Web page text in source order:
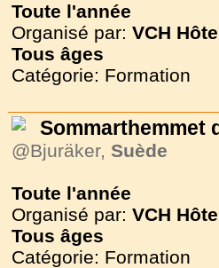
Toute l'année
Organisé par: VCH
Tous âges
Catégorie: Formation
Sommarthemmet
@Bjuräker, Suède
Toute l'année
Organisé par: VCH
Tous âges
Catégorie: Formation